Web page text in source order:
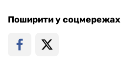
Поширити у соцмережах